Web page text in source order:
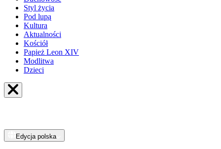
Styl życia
Pod lupą
Kultura
Aktualności
Kościół
Papież Leon XIV
Modlitwa
Dzieci
Edycja polska